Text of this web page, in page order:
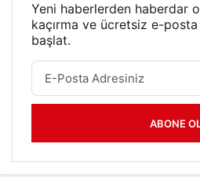
Yeni haberlerden haberdar
kaçırma ve ücretsiz e-
başlat.
ABONE